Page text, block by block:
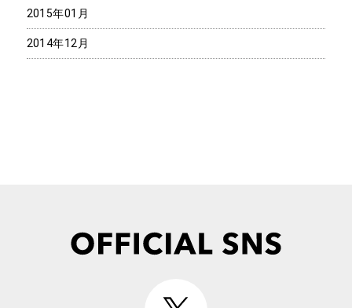
2015年01月
2014年12月